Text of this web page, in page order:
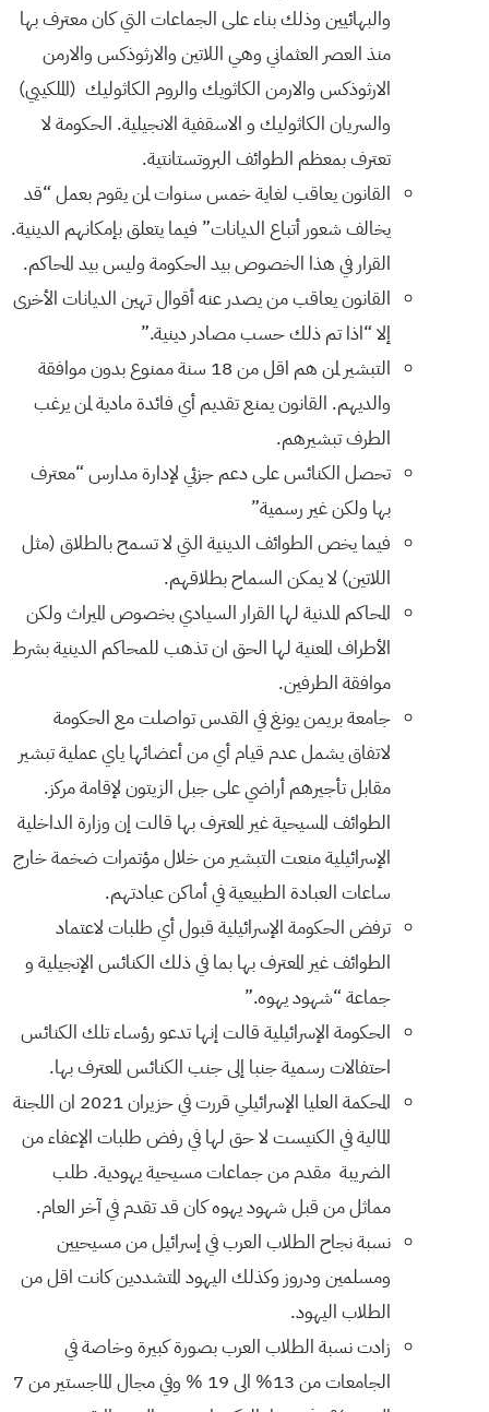
والبهائيين وذلك بناء على الجماعات التي كان معترف بها
منذ العصر العثماني وهي اللاتين والارثوذكس والارمن
الارثوذكس والارمن الكاثويك والروم الكاثوليك (الملكييي)
والسريان الكاثوليك و الاسقفية الانجيلية. الحكومة لا
تعترف بمعظم الطوائف البروتستانتية.
القانون يعاقب لغاية خمس سنوات لمن يقوم بعمل “قد
يخالف شعور أتباع الديانات” فيما يتعلق بإمكانهم الدينية.
القرار في هذا الخصوص بيد الحكومة وليس بيد المحاكم.
القانون يعاقب من يصدر عنه أقوال تهين الديانات الأخرى
إلا “اذا تم ذلك حسب مصادر دينية.”
التبشير لمن هم اقل من 18 سنة ممنوع بدون موافقة
والديهم. القانون يمنع تقديم أي فائدة مادية لمن يرغب
الطرف تبشيرهم.
تحصل الكنائس على دعم جزئي لإدارة مدارس “معترف
بها ولكن غير رسمية”
فيما يخص الطوائف الدينية التي لا تسمح بالطلاق (مثل
اللاتين) لا يمكن السماح بطلاقهم.
المحاكم المدنية لها القرار السيادي بخصوص الميراث ولكن
الأطراف المعنية لها الحق ان تذهب للمحاكم الدينية بشرط
موافقة الطرفين.
جامعة بريمن يونغ في القدس تواصلت مع الحكومة
لاتفاق يشمل عدم قيام أي من أعضائها ياي عملية تبشير
مقابل تأجيرهم أراضي على جبل الزيتون لإقامة مركز.
الطوائف المسيحية غير المعترف بها قالت إن وزارة الداخلية
الإسرائيلية منعت التبشير من خلال مؤتمرات ضخمة خارج
ساعات العبادة الطبيعية في أماكن عبادتهم.
ترفض الحكومة الإسرائيلية قبول أي طلبات لاعتماد
الطوائف غير المعترف بها بما في ذلك الكنائس الإنجيلية و
جماعة “شهود يهوه.”
الحكومة الإسرائيلية قالت إنها تدعو رؤساء تلك الكنائس
احتفالات رسمية جنبا إلى جنب الكنائس المعترف بها.
المحكمة العليا الإسرائيلي قررت في حزيران 2021 ان اللجنة
المالية في الكنيست لا حق لها في رفض طلبات الإعفاء من
الضريبة مقدم من جماعات مسيحية يهودية. طلب
مماثل من قبل شهود يهوه كان قد تقدم في آخر العام.
نسبة نجاح الطلاب العرب في إسرائيل من مسيحيين
ومسلمين ودروز وكذلك اليهود المتشددين كانت اقل من
الطلاب اليهود.
زادت نسبة الطلاب العرب بصورة كبيرة وخاصة في
الجامعات من 13% الى 19 % وفي مجال الماجستير من 7